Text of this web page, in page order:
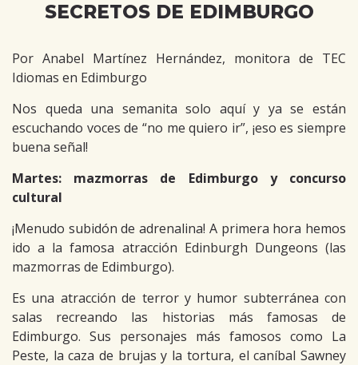
SECRETOS DE EDIMBURGO
Por Anabel Martínez Hernández, monitora de TEC
Idiomas en Edimburgo
Nos queda una semanita solo aquí y ya se están
escuchando voces de “no me quiero ir”, ¡eso es siempre
buena señal!
Martes: mazmorras de Edimburgo y concurso
cultural
¡Menudo subidón de adrenalina! A primera hora hemos
ido a la famosa atracción Edinburgh Dungeons (las
mazmorras de Edimburgo).
Es una atracción de terror y humor subterránea con
salas recreando las historias más famosas de
Edimburgo. Sus personajes más famosos como La
Peste, la caza de brujas y la tortura, el caníbal Sawney